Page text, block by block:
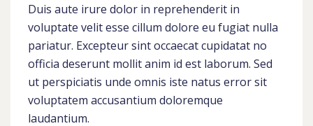
Duis aute irure dolor in reprehenderit in
voluptate velit esse cillum dolore eu fugiat nulla
pariatur. Excepteur sint occaecat cupidatat no
officia deserunt mollit anim id est laborum. Sed
ut perspiciatis unde omnis iste natus error sit
voluptatem accusantium doloremque
laudantium.